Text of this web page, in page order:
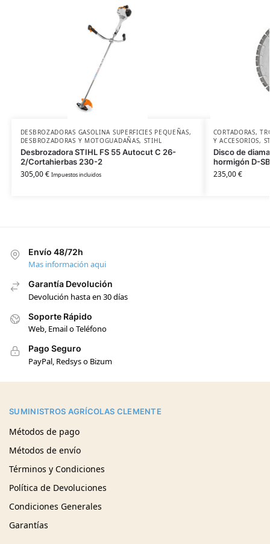
DESBROZADORAS GASOLINA SUPERFICIES PEQUEÑAS,
DESBROZADORAS Y MOTOGUADAÑAS, STIHL
Desbrozadora STIHL FS 55 Autocut C 26-
2/Cortahierbas 230-2
305,00€ Impuestos incluidos
CORTADORAS,
Y ACCESORIOS,
Disco de
hormigón D-
235,00€
Envío 48/72h
Mas información aqui
Garantía Devolución
Devolución hasta en 30 días
Soporte Rápido
Web, Email o Teléfono
Pago Seguro
PayPal, Redsys o Bizum
SUMINISTROS AGRÍCOLAS CLEMENTE
Métodos de pago
Métodos de envío
Términos y Condiciones
Política de Devoluciones
Condiciones Generales
Garantías